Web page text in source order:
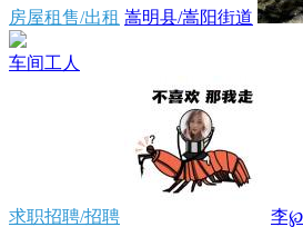
房屋租售/出租 嵩明县/嵩阳街道
车间工人
求职招聘/招聘